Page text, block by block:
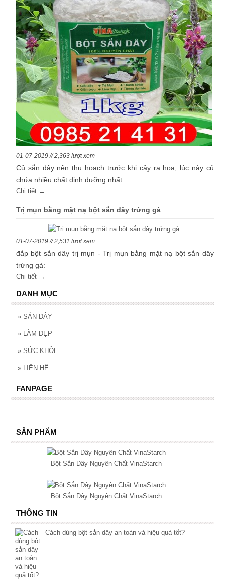
01-07-2019 // 2,363 lượt xem
Củ sắn dây nên thu hoạch trước khi cây ra hoa, lúc này củ
chứa nhiều chất dinh dưỡng nhất
Chi tiết →
Trị mụn bằng mặt nạ bột sắn dây trứng gà
01-07-2019 // 2,531 lượt xem
đắp bột sắn dây trị mụn - Trị mụn bằng mặt nạ bột sắn dây
trứng gà:
Chi tiết →
DANH MỤC
» SẮN DÂY
» LÀM ĐẸP
» SỨC KHỎE
» LIÊN HỆ
FANPAGE
SẢN PHẨM
Bột Sắn Dây Nguyên Chất VinaStarch
Bột Sắn Dây Nguyên Chất VinaStarch
THÔNG TIN
Cách dùng bột sắn dây an toàn và hiệu quả tốt?